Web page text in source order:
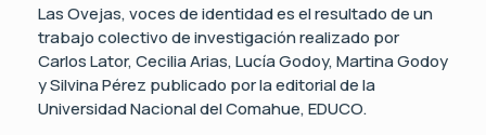
Las Ovejas, voces de identidad es el resultado de un
trabajo colectivo de investigación realizado por
Carlos Lator, Cecilia Arias, Lucía Godoy, Martina Godoy
y Silvina Pérez publicado por la editorial de la
Universidad Nacional del Comahue, EDUCO.